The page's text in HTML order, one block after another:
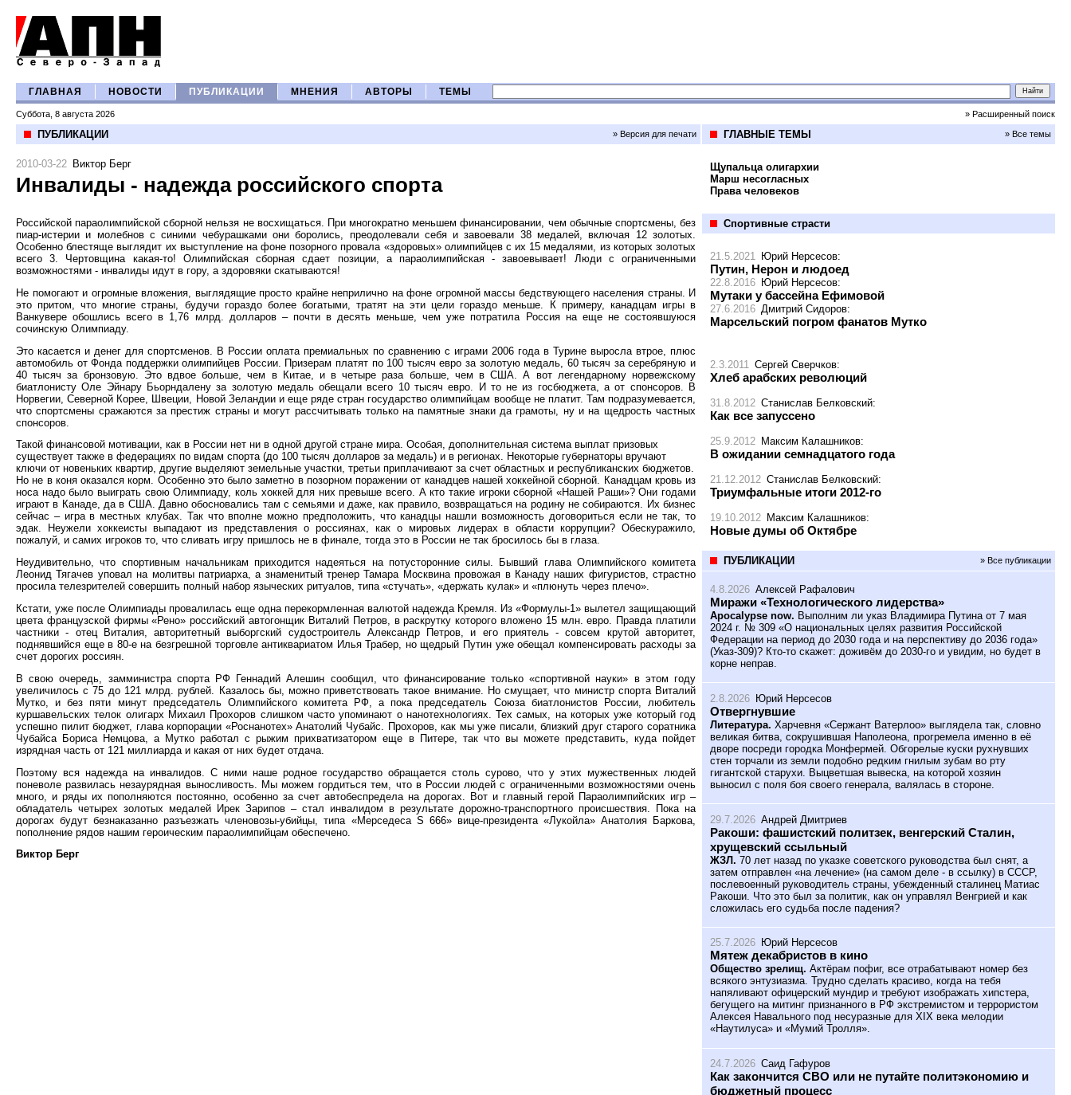
ГЛАВНАЯ НОВОСТИ ПУБЛИКАЦИИ МНЕНИЯ АВТОРЫ ТЕМЫ
Суббота, 8 августа 2026 » Расширенный поиск
ПУБЛИКАЦИИ » Версия для печати
2010-03-22 Виктор Берг
Инвалиды - надежда российского спорта
Российской параолимпийской сборной нельзя не восхищаться. При многократно меньшем финансировании, чем обычные спортсмены, без
пиар-истерии и молебнов с синими чебурашками они боролись, преодолевали себя и завоевали 38 медалей, включая 12 золотых.
Особенно блестяще выглядит их выступление на фоне позорного провала «здоровых» олимпийцев с их 15 медалями, из которых золотых
всего 3. Чертовщина какая-то! Олимпийская сборная сдает позиции, а параолимпийская - завоевывает! Люди с ограниченными
возможностями - инвалиды идут в гору, а здоровяки скатываются!
Не помогают и огромные вложения, выглядящие просто крайне неприлично на фоне огромной массы бедствующего населения страны. И
это притом, что многие страны, будучи гораздо более богатыми, тратят на эти цели гораздо меньше. К примеру, канадцам игры в
Ванкувере обошлись всего в 1,76 млрд. долларов – почти в десять меньше, чем уже потратила Россия на еще не состоявшуюся
сочинскую Олимпиаду.
Это касается и денег для спортсменов. В России оплата премиальных по сравнению с играми 2006 года в Турине выросла втрое, плюс
автомобиль от Фонда поддержки олимпийцев России. Призерам платят по 100 тысяч евро за золотую медаль, 60 тысяч за серебряную и
40 тысяч за бронзовую. Это вдвое больше, чем в Китае, и в четыре раза больше, чем в США. А вот легендарному норвежскому
биатлонисту Оле Эйнару Бьорндалену за золотую медаль обещали всего 10 тысяч евро. И то не из госбюджета, а от спонсоров. В
Норвегии, Северной Корее, Швеции, Новой Зеландии и еще ряде стран государство олимпийцам вообще не платит. Там подразумевается,
что спортсмены сражаются за престиж страны и могут рассчитывать только на памятные знаки да грамоты, ну и на щедрость частных
спонсоров.
Такой финансовой мотивации, как в России нет ни в одной другой стране мира. Особая, дополнительная система выплат призовых
существует также в федерациях по видам спорта (до 100 тысяч долларов за медаль) и в регионах. Некоторые губернаторы вручают
ключи от новеньких квартир, другие выделяют земельные участки, третьи приплачивают за счет областных и республиканских бюджетов.
Но не в коня оказался корм. Особенно это было заметно в позорном поражении от канадцев нашей хоккейной сборной. Канадцам кровь из
носа надо было выиграть свою Олимпиаду, коль хоккей для них превыше всего. А кто такие игроки сборной «Нашей Раши»? Они годами
играют в Канаде, да в США. Давно обосновались там с семьями и даже, как правило, возвращаться на родину не собираются. Их бизнес
сейчас – игра в местных клубах. Так что вполне можно предположить, что канадцы нашли возможность договориться если не так, то
эдак. Неужели хоккеисты выпадают из представления о россиянах, как о мировых лидерах в области коррупции? Обескуражило,
пожалуй, и самих игроков то, что сливать игру пришлось не в финале, тогда это в России не так бросилось бы в глаза.
Неудивительно, что спортивным начальникам приходится надеяться на потусторонние силы. Бывший глава Олимпийского комитета
Леонид Тягачев уповал на молитвы патриарха, а знаменитый тренер Тамара Москвина провожая в Канаду наших фигуристов, страстно
просила телезрителей совершить полный набор языческих ритуалов, типа «стучать», «держать кулак» и «плюнуть через плечо».
Кстати, уже после Олимпиады провалилась еще одна перекормленная валютой надежда Кремля. Из «Формулы-1» вылетел защищающий
цвета французской фирмы «Рено» российский автогонщик Виталий Петров, в раскрутку которого вложено 15 млн. евро. Правда платили
частники - отец Виталия, авторитетный выборгский судостроитель Александр Петров, и его приятель - совсем крутой авторитет,
поднявшийся еще в 80-е на безгрешной торговле антиквариатом Илья Трабер, но щедрый Путин уже обещал компенсировать расходы за
счет дорогих россиян.
В свою очередь, замминистра спорта РФ Геннадий Алешин сообщил, что финансирование только «спортивной науки» в этом году
увеличилось с 75 до 121 млрд. рублей. Казалось бы, можно приветствовать такое внимание. Но смущает, что министр спорта Виталий
Мутко, и без пяти минут председатель Олимпийского комитета РФ, а пока председатель Союза биатлонистов России, любитель
куршавельских телок олигарх Михаил Прохоров слишком часто упоминают о нанотехнологиях. Тех самых, на которых уже который год
успешно пилит бюджет, глава корпорации «Роснанотех» Анатолий Чубайс. Прохоров, как мы уже писали, близкий друг старого соратника
Чубайса Бориса Немцова, а Мутко работал с рыжим прихватизатором еще в Питере, так что вы можете представить, куда пойдет
изрядная часть от 121 миллиарда и какая от них будет отдача.
Поэтому вся надежда на инвалидов. С ними наше родное государство обращается столь сурово, что у этих мужественных людей
поневоле развилась незаурядная выносливость. Мы можем гордиться тем, что в России людей с ограниченными возможностями очень
много, и ряды их пополняются постоянно, особенно за счет автобеспредела на дорогах. Вот и главный герой Параолимпийских игр –
обладатель четырех золотых медалей Ирек Зарипов – стал инвалидом в результате дорожно-транспортного происшествия. Пока на
дорогах будут безнаказанно разъезжать членовозы-убийцы, типа «Мерседеса S 666» вице-президента «Лукойла» Анатолия Баркова,
пополнение рядов нашим героическим параолимпийцам обеспечено.
Виктор Берг
ГЛАВНЫЕ ТЕМЫ » Все темы
Щупальца олигархии
Марш несогласных
Права человеков
Спортивные страсти
21.5.2021 Юрий Нерсесов:
Путин, Нерон и людоед
22.8.2016 Юрий Нерсесов:
Мутаки у бассейна Ефимовой
27.6.2016 Дмитрий Сидоров:
Марсельский погром фанатов Мутко
2.3.2011 Сергей Сверчков:
Хлеб арабских революций
31.8.2012 Станислав Белковский:
Как все запуссено
25.9.2012 Максим Калашников:
В ожидании семнадцатого года
21.12.2012 Станислав Белковский:
Триумфальные итоги 2012-го
19.10.2012 Максим Калашников:
Новые думы об Октябре
ПУБЛИКАЦИИ » Все публикации
4.8.2026 Алексей Рафалович
Миражи «Технологического лидерства»
Apocalypse now. Выполним ли указ Владимира Путина от 7 мая
2024 г. № 309 «О национальных целях развития Российской
Федерации на период до 2030 года и на перспективу до 2036 года»
(Указ-309)? Кто-то скажет: доживём до 2030-го и увидим, но будет в
корне неправ.
2.8.2026 Юрий Нерсесов
Отвергнувшие
Литература. Харчевня «Сержант Ватерлоо» выглядела так, словно
великая битва, сокрушившая Наполеона, прогремела именно в её
дворе посреди городка Монфермей. Обгорелые куски рухнувших
стен торчали из земли подобно редким гнилым зубам во рту
гигантской старухи. Выцветшая вывеска, на которой хозяин
выносил с поля боя своего генерала, валялась в стороне.
29.7.2026 Андрей Дмитриев
Ракоши: фашистский политзек, венгерский Сталин,
хрущевский ссыльный
ЖЗЛ. 70 лет назад по указке советского руководства был снят, а
затем отправлен «на лечение» (на самом деле - в ссылку) в СССР,
послевоенный руководитель страны, убежденный сталинец Матиас
Ракоши. Что это был за политик, как он управлял Венгрией и как
сложилась его судьба после падения?
25.7.2026 Юрий Нерсесов
Мятеж декабристов в кино
Общество зрелищ. Актёрам пофиг, все отрабатывают номер без
всякого энтузиазма. Трудно сделать красиво, когда на тебя
напяливают офицерский мундир и требуют изображать хипстера,
бегущего на митинг признанного в РФ экстремистом и террористом
Алексея Навального под несуразные для XIX века мелодии
«Наутилуса» и «Мумий Тролля».
24.7.2026 Саид Гафуров
Как закончится СВО или не путайте политэкономию и
бюджетный процесс